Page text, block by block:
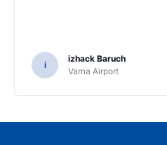
i
izhack Baruch
Varna Airport